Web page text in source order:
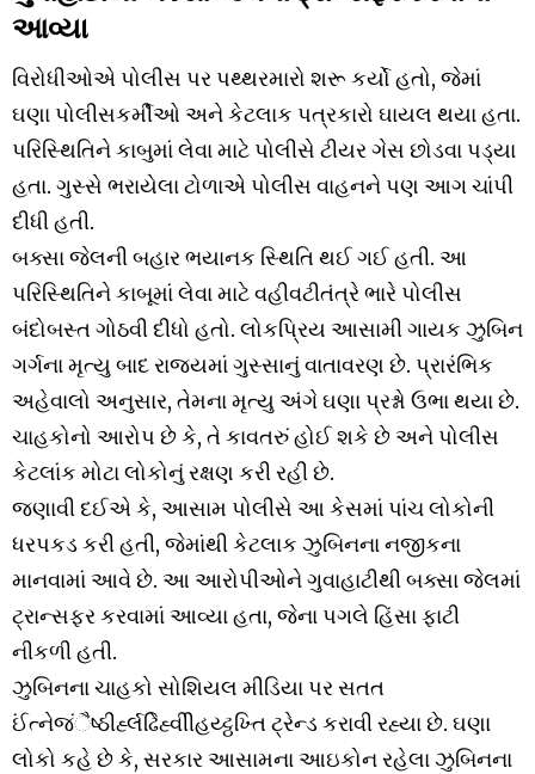
આવ્યા
વિરોધીઓએ પોલીસ પર પથ્થરમારો શરૂ કર્યો હતો, જેમાં
ઘણા પોલીસકર્મીઓ અને કેટલાક પત્રકારો ઘાયલ થયા હતા.
પરિસ્થિતિને કાબુમાં લેવા માટે પોલીસે ટીયર ગેસ છોડવા પડ્યા
હતા. ગુસ્સે ભરાયેલા ટોળાએ પોલીસ વાહનને પણ આગ ચાંપી
દીધી હતી.
બક્સા જેલની બહાર ભયાનક સ્થિતિ થઈ ગઈ હતી. આ
પરિસ્થિતિને કાબૂમાં લેવા માટે વહીવટીતંત્રે ભારે પોલીસ
બંદોબસ્ત ગોઠવી દીધો હતો. લોકપ્રિય આસામી ગાયક ઝુબિન
ગર્ગના મૃત્યુ બાદ રાજ્યમાં ગુસ્સાનું વાતાવરણ છે. પ્રારંભિક
અહેવાલો અનુસાર, તેમના મૃત્યુ અંગે ઘણા પ્રશ્નો ઉભા થયા છે.
ચાહકોનો આરોપ છે કે, તે કાવતરું હોઈ શકે છે અને પોલીસ
કેટલાંક મોટા લોકોનું રક્ષણ કરી રહી છે.
જણાવી દઈએ કે, આસામ પોલીસે આ કેસમાં પાંચ લોકોની
ધરપકડ કરી હતી, જેમાંથી કેટલાક ઝુબિનના નજીકના
માનવામાં આવે છે. આ આરોપીઓને ગુવાહાટીથી બક્સા જેલમાં
ટ્રાન્સફર કરવામાં આવ્યા હતા, જેના પગલે હિંસા ફાટી
નીકળી હતી.
ઝુબિનના ચાહકો સોશિયલ મીડિયા પર સતત
ઈંત્નેજંૈષ્ઠીર્હ્લઢિેહ્વીીહય્ટ્ઠખ્તિ ટ્રેન્ડ કરાવી રહ્યા છે. ઘણા
લોકો કહે છે કે, સરકાર આસામના આઇકોન રહેલા ઝુબિનના